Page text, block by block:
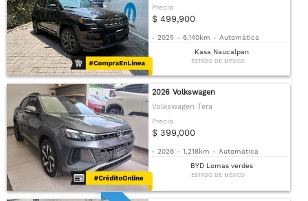
Precio
$ 499,900
- 2025 - 6,140km - Automática
Kasa Naucalpan
ESTADO DE MÉXICO
2026 Volkswagen
Volkswagen Tera
Precio
$ 399,000
- 2026 - 1,218km - Automática
BYD Lomas verdes
ESTADO DE MÉXICO